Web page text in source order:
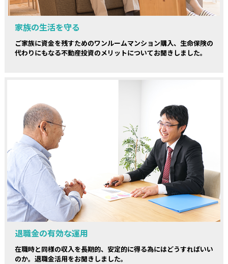
家族の生活を守る
ご家族に資金を残すためのワンルームマンション購入、生命保険の
代わりにもなる不動産投資のメリットについてお聞きしました。
退職金の有効な運用
在職時と同様の収入を長期的、安定的に得る為にはどうすればいい
のか。退職金活用をお聞きしました。